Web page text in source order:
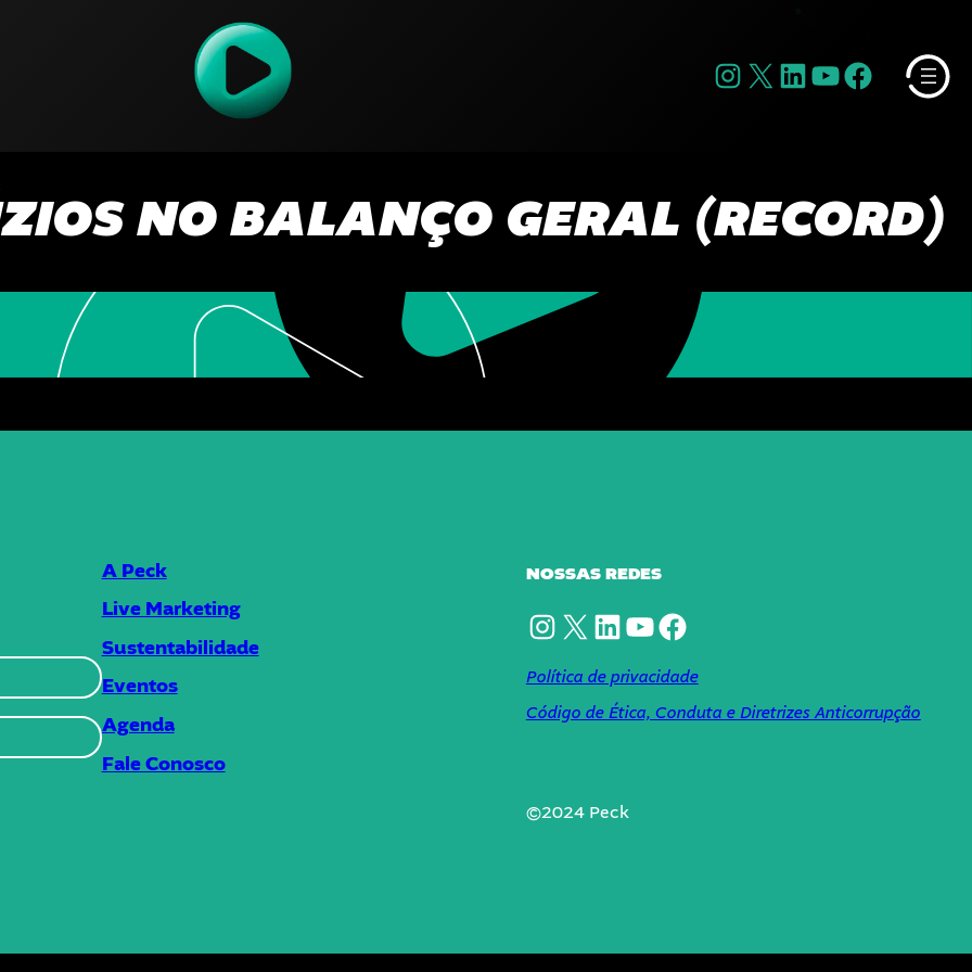
Instagram X LinkedIn YouTube Facebook
NO BALANÇO GERAL (RECORD)
A Peck
Live Marketing
Sustentabilidade
Eventos
Agenda
Fale Conosco
NOSSAS REDES
Instagram X LinkedIn YouTube Facebook
Política de privacidade
Código de Ética, Conduta e Diretrizes Anticorrupção
©2024 Peck